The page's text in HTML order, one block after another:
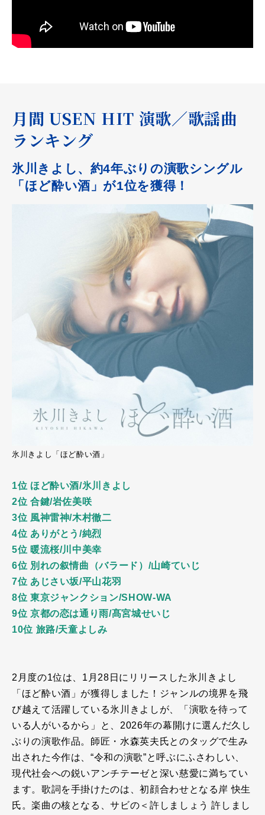
月間 USEN HIT 演歌／歌謡曲
ランキング
氷川きよし、約4年ぶりの演歌シングル
「ほど酔い酒」が1位を獲得！
氷川きよし「ほど酔い酒」
1位 ほど酔い酒/氷川きよし
2位 合鍵/岩佐美咲
3位 風神雷神/木村徹二
4位 ありがとう/純烈
5位 暖流桜/川中美幸
6位 別れの叙情曲（バラード）/山崎ていじ
7位 あじさい坂/平山花羽
8位 東京ジャンクション/SHOW-WA
9位 京都の恋は通り雨/髙宮城せいじ
10位 旅路/天童よしみ
2月度の1位は、 1 月 28 日にリリースした氷川きよし
「ほど酔い酒」が獲得しました！ジャンルの境界を飛
び越えて活躍している氷川きよしが、「演歌を待って
いる人がいるから」と、 2026年の幕開けに選んだ久し
ぶりの演歌作品。師匠・水森英夫氏とのタッグで生み
出された今作は、“令和の演歌”と呼ぶにふさわしい、
現代社会への鋭いアンチテーゼと深い慈愛に満ちてい
ます。歌詞を手掛けたのは、初顔合わせとなる岸 快生
氏。楽曲の核となる、サビの＜許しましょう 許しまし